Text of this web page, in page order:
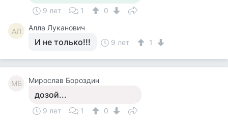
9 лет 1 0
АЛ Алла Луканович
И не только!!! 9 лет 1
МБ Мирослав Бороздин
дозой...
9 лет 1 0